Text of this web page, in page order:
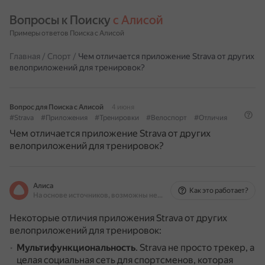
Вопросы к Поиску с Алисой
Примеры ответов Поиска с Алисой
Главная / Спорт / Чем отличается приложение Strava от других
велоприложений для тренировок?
Вопрос для Поиска с Алисой
4 июня
#Strava
#Приложения #Тренировки #Велоспорт #Отличия
Чем отличается приложение Strava от других
велоприложений для тренировок?
Алиса
На основе источников, возможны неточности
Как это работает?
Некоторые отличия приложения Strava от других
велоприложений для тренировок:
Мультифункциональность. Strava не просто трекер, а
целая социальная сеть для спортсменов, которая